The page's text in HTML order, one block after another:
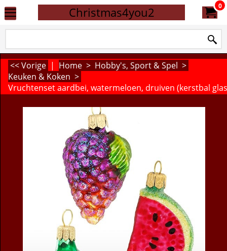
Christmas4you2 0
<< Vorige | Home > Hobby's, Sport & Spel >
Keuken & Koken >
Vruchtenset aardbei, watermeloen, druiven (kerstbal